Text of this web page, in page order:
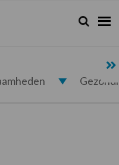
Zoeken...
Zoek